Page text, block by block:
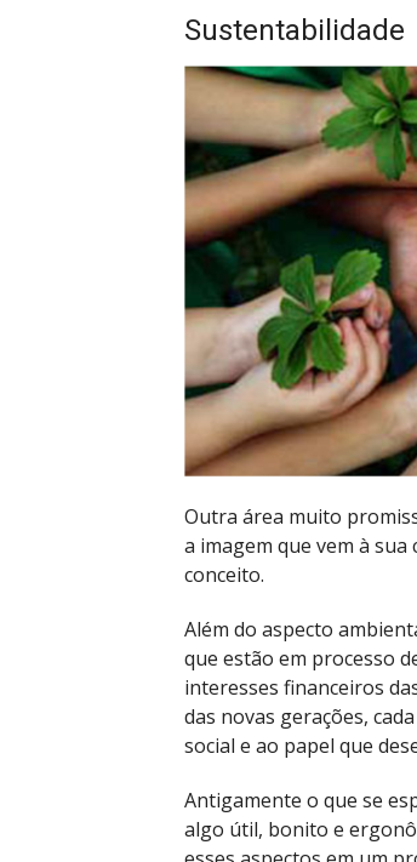
Sustentabilidade
Outra área muito
a imagem que vem à sua
conceito.
Além do aspecto
que estão em processo
interesses financeiros
das novas gerações,
social e ao papel que
Antigamente o que se
algo útil, bonito e